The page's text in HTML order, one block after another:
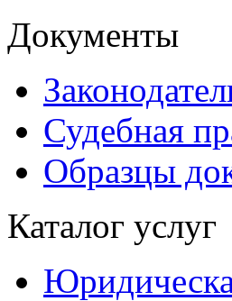
Документы
Судебная
Образцы
Каталог услуг